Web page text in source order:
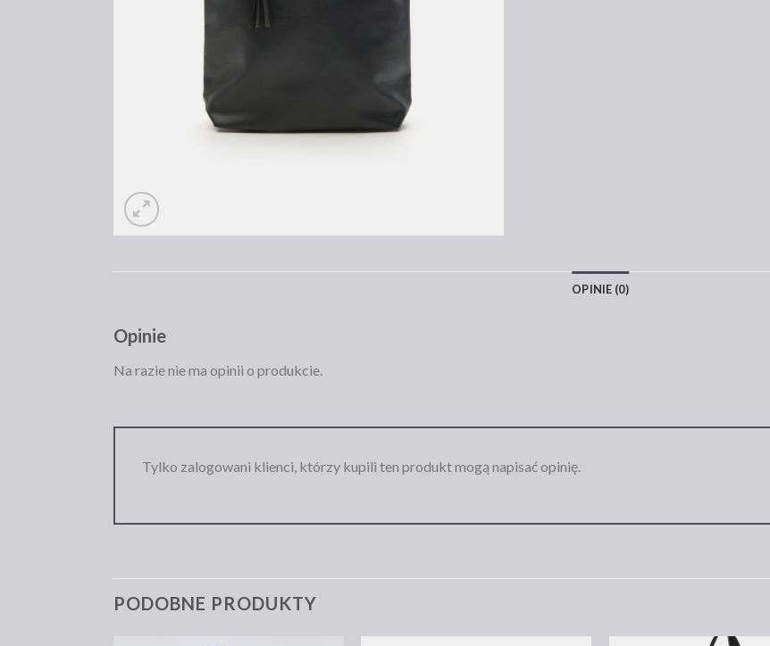
OPINIE (0)
Opinie
Na razie nie ma opinii o produkcie.
Tylko zalogowani klienci, którzy kupili ten produkt mogą napisać opinię.
PODOBNE PRODUKTY